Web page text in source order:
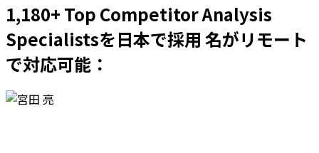
1,180+ Top Competitor Analysis
Specialistsを日本で採用 名がリモート
で対応可能：